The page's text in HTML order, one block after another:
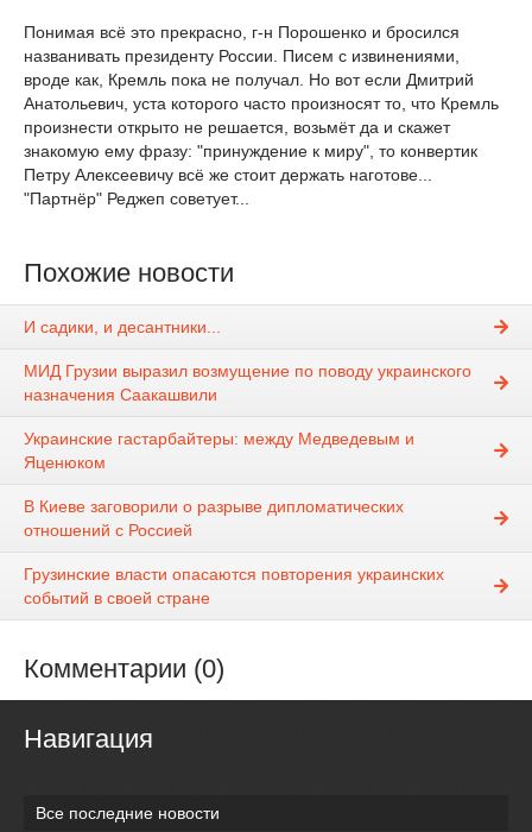
Понимая всё это прекрасно, г-н Порошенко и бросился
названивать президенту России. Писем с извинениями,
вроде как, Кремль пока не получал. Но вот если Дмитрий
Анатольевич, уста которого часто произносят то, что Кремль
произнести открыто не решается, возьмёт да и скажет
знакомую ему фразу: "принуждение к миру", то конвертик
Петру Алексеевичу всё же стоит держать наготове...
"Партнёр" Реджеп советует...
Похожие новости
И садики, и десантники...
МИД Грузии выразил возмущение по поводу украинского
назначения Саакашвили
Украинские гастарбайтеры: между Медведевым и
Яценюком
В Киеве заговорили о разрыве дипломатических
отношений с Россией
Грузинские власти опасаются повторения украинских
событий в своей стране
Комментарии (0)
Навигация
Все последние новости